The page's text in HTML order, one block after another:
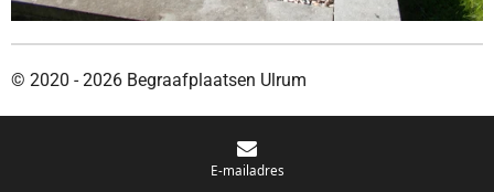
© 2020 - 2026 Begraafplaatsen Ulrum
E-mailadres